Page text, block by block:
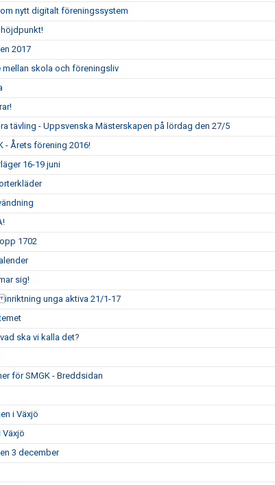
nytt digitalt föreningssystem
2017
mellan skola och föreningsliv
tävling - Uppsvenska Mästerskapen på lördag den 27/5
- Årets förening 2016!
16-19 juni
1702
sig!
unga aktiva 21/1-17
ska vi kalla det?
för SMGK - Breddsidan
i Växjö
Växjö
3 december